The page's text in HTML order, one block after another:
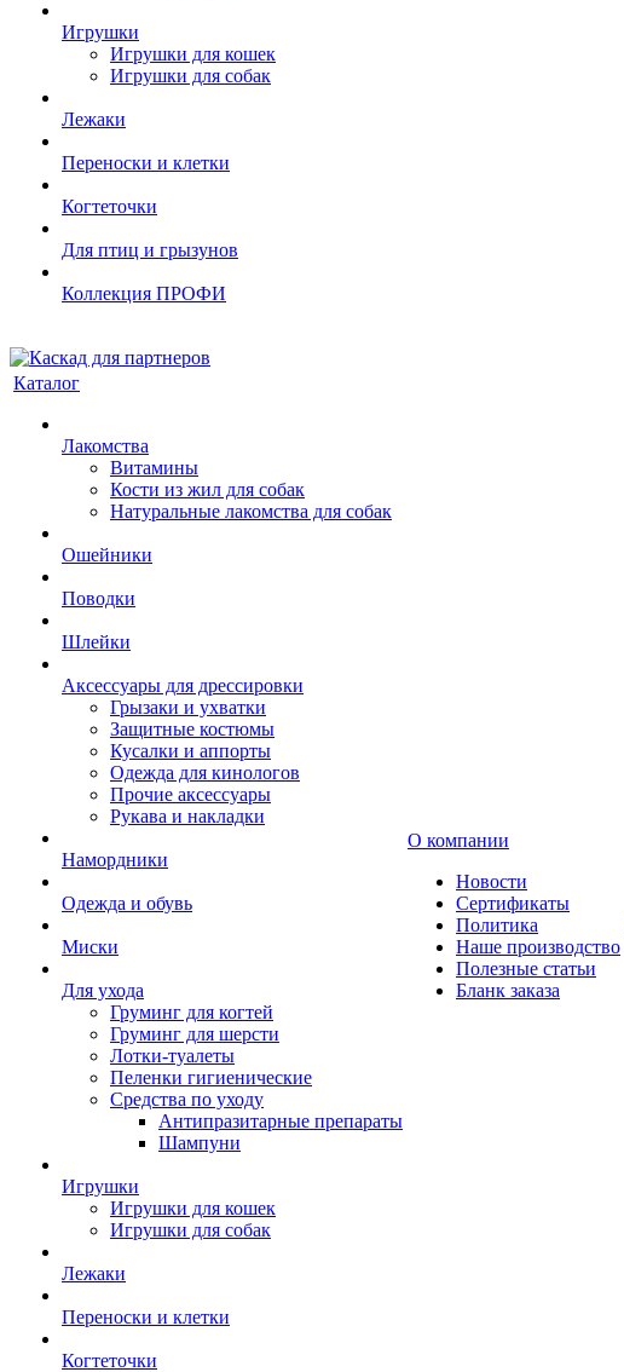
Игрушки
Игрушки для кошек
Игрушки для собак
Лежаки
Переноски и клетки
Когтеточки
Для птиц и грызунов
Коллекция ПРОФИ
Каталог
Лакомства
Витамины
Кости из жил для собак
Натуральные лакомства для собак
Ошейники
Поводки
Шлейки
Аксессуары для дрессировки
Грызаки и ухватки
Защитные костюмы
Кусалки и аппорты
Одежда для кинологов
Прочие аксессуары
Рукава и накладки
Намордники
Одежда и обувь
Миски
Для ухода
Груминг для когтей
Груминг для шерсти
Лотки-туалеты
Пеленки гигиенические
Средства по уходу
Антипразитарные препараты
Шампуни
Игрушки
Игрушки для кошек
Игрушки для собак
Лежаки
Переноски и клетки
Когтеточки
О компании
Новости
Сертификаты
Политика
Наше производство
Полезные статьи
Бланк заказа